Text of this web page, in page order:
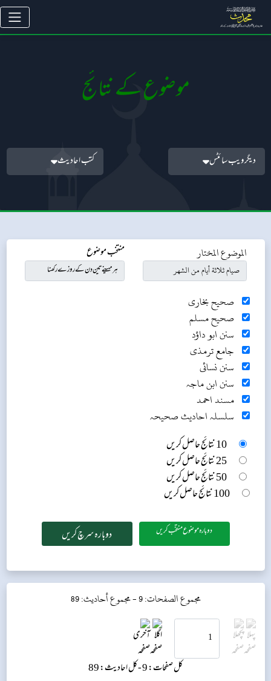
موضوع کے نتائج
دیگر ویب سائٹس کتب احادیث
الموضوع المختار منتخب موضوع
صحیح بخاری
صحیح مسلم
سنن ابو داؤد
جامع ترمذی
سنن نسائی
سنن ابن ماجہ
مسند احمد
سلسلہ احادیث صحیحہ
10 نتائج حاصل کریں
25 نتائج حاصل کریں
50 نتائج حاصل کریں
100 نتائج حاصل کریں
دوبارہ موضوع منتخب کریں
مجموع الصفحات: 9 - مجموع أحاديث: 89
کل صفحات: 9 - کل احادیث: 89